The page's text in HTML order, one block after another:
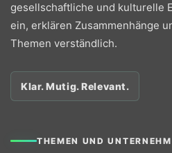
gesellschaftliche und kulturelle
ein, erklären Zusammenhänge
Themen verständlich.
Klar. Mutig. Relevant.
THEMEN UND